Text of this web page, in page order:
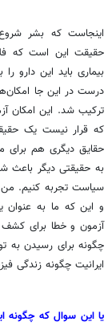
اینجاست که بشر
حقیقت این است که
بیماری باید این دارو
درست در این جا
ترکیب شد. این امکان
که قرار نیست یک
حقایق دیگری هم برای
به حقیقتی دیگر باعث
سیاست تجربه کنیم.
و این که ما به عنوان
آزمون و خطا برای
چگونه برای رسیدن به
ایرانیت چگونه زندگی
یا این سوال که چگونه